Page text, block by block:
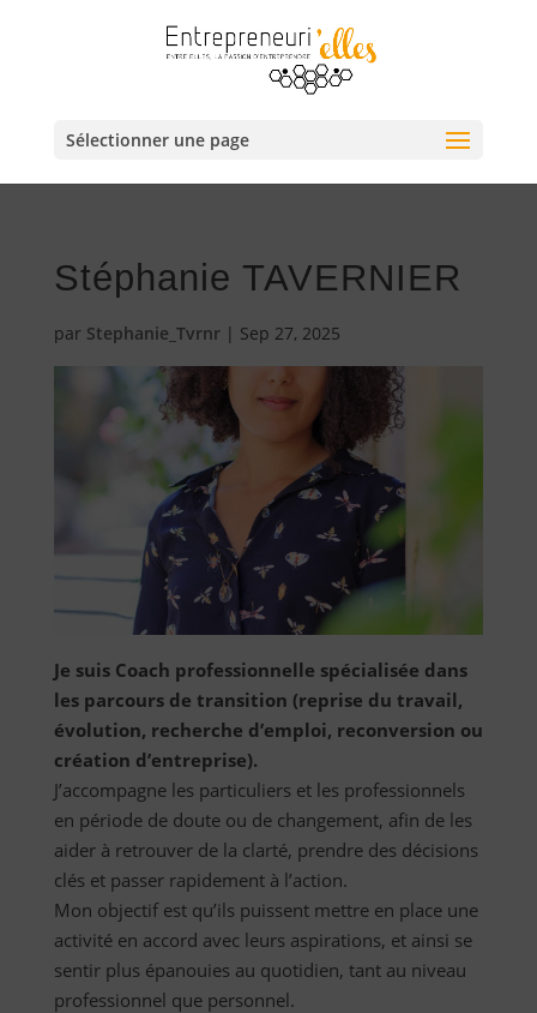
Sélectionner une page
Stéphanie TAVERNIER
par Stephanie_Tvrnr| Sep 27, 2025
Je suis Coach professionnelle spécialisée dans
les parcours de transition (reprise du travail,
évolution, recherche d’emploi, reconversion ou
création d’entreprise).
J’accompagne les particuliers et les professionnels
en période de doute ou de changement, afin de les
aider à retrouver de la clarté, prendre des décisions
clés et passer rapidement à l’action.
Mon objectif est qu’ils puissent mettre en place une
activité en accord avec leurs aspirations, et ainsi se
sentir plus épanouies au quotidien, tant au niveau
professionnel que personnel.